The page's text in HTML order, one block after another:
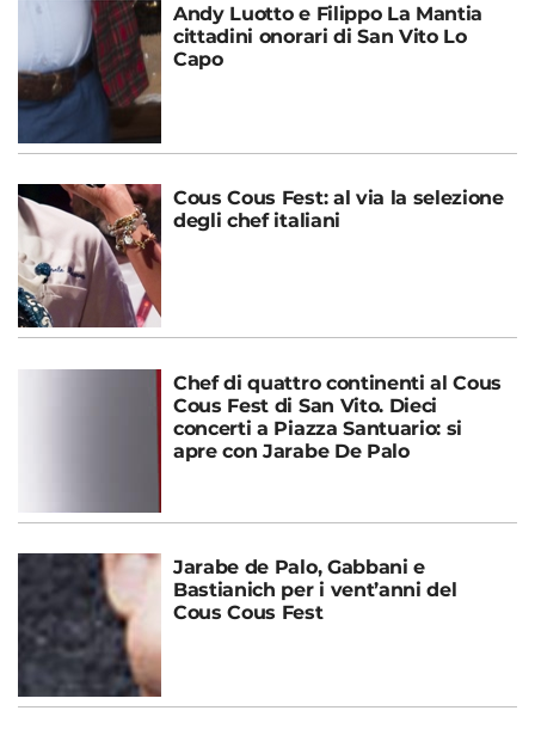
Andy Luotto e Filippo La Mantia
cittadini onorari di San Vito Lo
Capo
Cous Cous Fest: al via la selezione
degli chef italiani
Chef di quattro continenti al Cous
Cous Fest di San Vito. Dieci
concerti a Piazza Santuario: si
apre con Jarabe De Palo
Jarabe de Palo, Gabbani e
Bastianich per i vent’anni del
Cous Cous Fest